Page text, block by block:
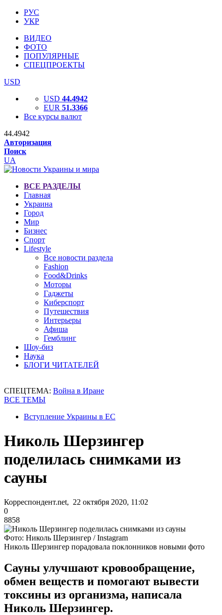
РУС
УКР
ВИДЕО
ФОТО
ПОПУЛЯРНЫЕ
СПЕЦПРОЕКТЫ
USD
USD 44.4942
EUR 51.3366
Все курсы валют
44.4942
Авторизация
Поиск
UA
ВСЕ РАЗДЕЛЫ
Главная
Украина
Город
Мир
Бизнес
Спорт
Lifestyle
Все новости раздела
Fashion
Food&Drinks
Моторы
Гаджеты
Киберспорт
Путешествия
Интерьеры
Афиша
Гемблинг
Шоу-биз
Наука
БЛОГИ ЧИТАТЕЛЕЙ
СПЕЦТЕМА: Война в Иране
ВСЕ ТЕМЫ
Вступление Украины в ЕС
Николь Шерзингер
поделилась снимками из
сауны
Корреспондент.net, 22 октября 2020, 11:02
0
8858
Фото: Николь Шерзингер / Instagram
Николь Шерзингер порадовала поклонников новыми фото
Сауны улучшают кровообращение,
обмен веществ и помогают вывести
токсины из организма, написала
Николь Шерзингер.